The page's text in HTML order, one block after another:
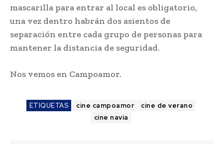
mascarilla para entrar al local es obligatorio,
una vez dentro habrán dos asientos de
separación entre cada grupo de personas para
mantener la distancia de seguridad.
Nos vemos en Campoamor.
ETIQUETAS cine campoamor
cine de verano
cine navia